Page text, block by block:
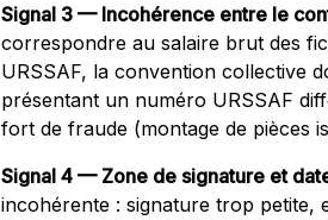
Signal 3 — Incohérence entre le
correspondre au salaire brut des
URSSAF, la convention collective
présentant un numéro URSSAF
fort de fraude (montage de pièces
Signal 4 — Zone de signature et
incohérente : signature trop petite,